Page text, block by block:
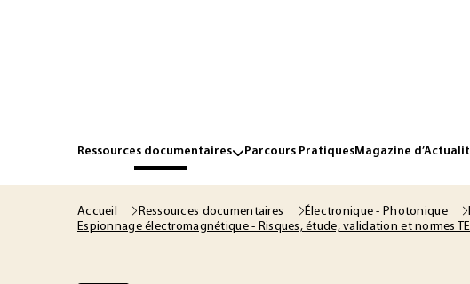
Ressources documentaires Parcours PratiquesMagazine
Accueil Ressources documentaires Électronique - Photonique
Espionnage électromagnétique - Risques, étude, validation et normes